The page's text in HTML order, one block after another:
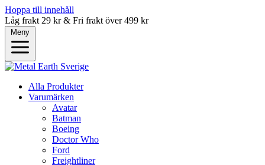
Hoppa till innehåll
Låg frakt 29 kr & Fri frakt över 499 kr
Meny
Alla Produkter
Varumärken
Avatar
Batman
Boeing
Doctor Who
Ford
Freightliner